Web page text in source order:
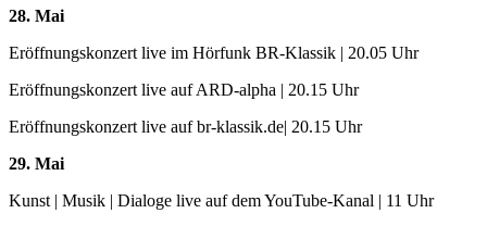
28. Mai
Eröffnungskonzert live im Hörfunk BR-Klassik | 20.05 Uhr
Eröffnungskonzert live auf ARD-alpha | 20.15 Uhr
Eröffnungskonzert live auf br-klassik.de| 20.15 Uhr
29. Mai
Kunst | Musik | Dialoge live auf dem YouTube-Kanal | 11 Uhr